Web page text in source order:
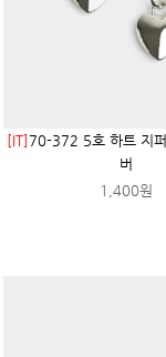
[IT] 70-372 5호 하트 지
버
1,400원